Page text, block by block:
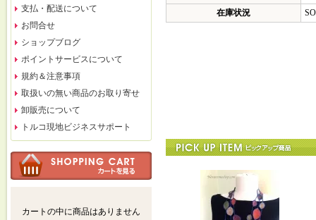
支払・配送について
お問合せ
ショップブログ
ポイントサービスについて
規約＆注意事項
取扱いの無い商品のお取り寄せ
卸販売について
トルコ現地ビジネスサポート
カートの中に商品はありません
在庫状況